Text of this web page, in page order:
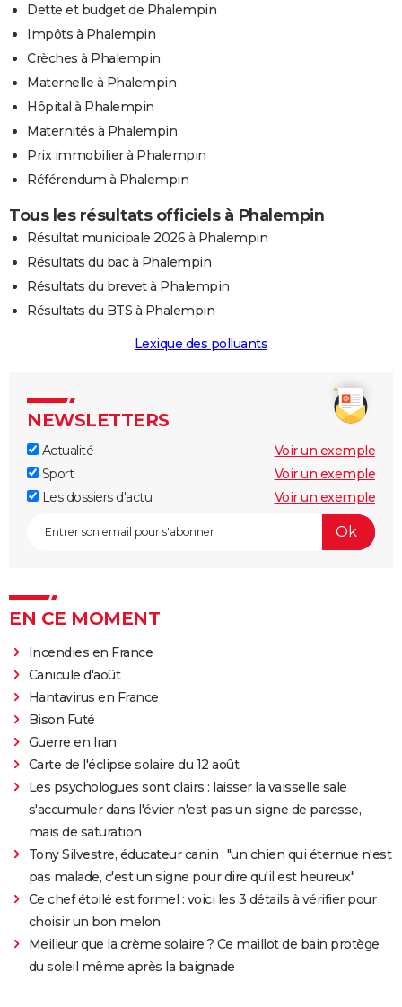
Dette et budget de Phalempin
Impôts à Phalempin
Crèches à Phalempin
Maternelle à Phalempin
Hôpital à Phalempin
Maternités à Phalempin
Prix immobilier à Phalempin
Référendum à Phalempin
Tous les résultats officiels à Phalempin
Résultat municipale 2026 à Phalempin
Résultats du bac à Phalempin
Résultats du brevet à Phalempin
Résultats du BTS à Phalempin
Lexique des polluants
NEWSLETTERS
Actualité
Voir un exemple
Sport
Voir un exemple
Les dossiers d'actu
Voir un exemple
EN CE MOMENT
Incendies en France
Canicule d'août
Hantavirus en France
Bison Futé
Guerre en Iran
Carte de l'éclipse solaire du 12 août
Les psychologues sont clairs : laisser la vaisselle sale
s'accumuler dans l'évier n'est pas un signe de paresse,
mais de saturation
Tony Silvestre, éducateur canin : "un chien qui éternue n'est
pas malade, c'est un signe pour dire qu'il est heureux"
Ce chef étoilé est formel : voici les 3 détails à vérifier pour
choisir un bon melon
Meilleur que la crème solaire ? Ce maillot de bain protège
du soleil même après la baignade